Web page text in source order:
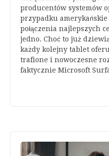
producentów systemów
przypadku
połączenia najlepszych
jedno. Choć to już
każdy kolejny tablet
trafione i nowoczesne
faktycznie Microsoft